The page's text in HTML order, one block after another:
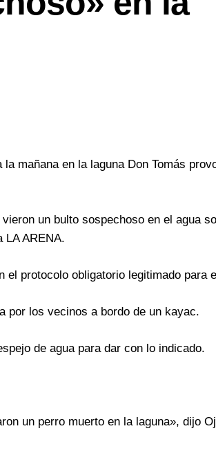
mañana en la laguna Don Tomás
un bulto sospechoso en el agua
LA ARENA.
protocolo obligatorio legitimado para
por los vecinos a bordo de un kayac.
de agua para dar con lo indicado.
un perro muerto en la laguna», dijo